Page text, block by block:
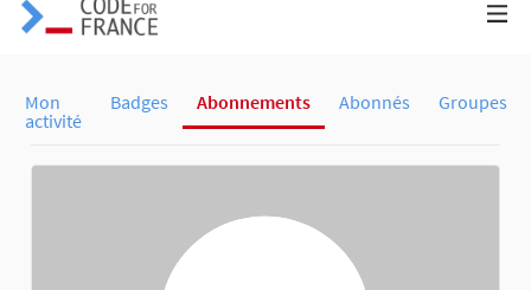
Mon
activité
Badges Abonnements Abonnés Groupes